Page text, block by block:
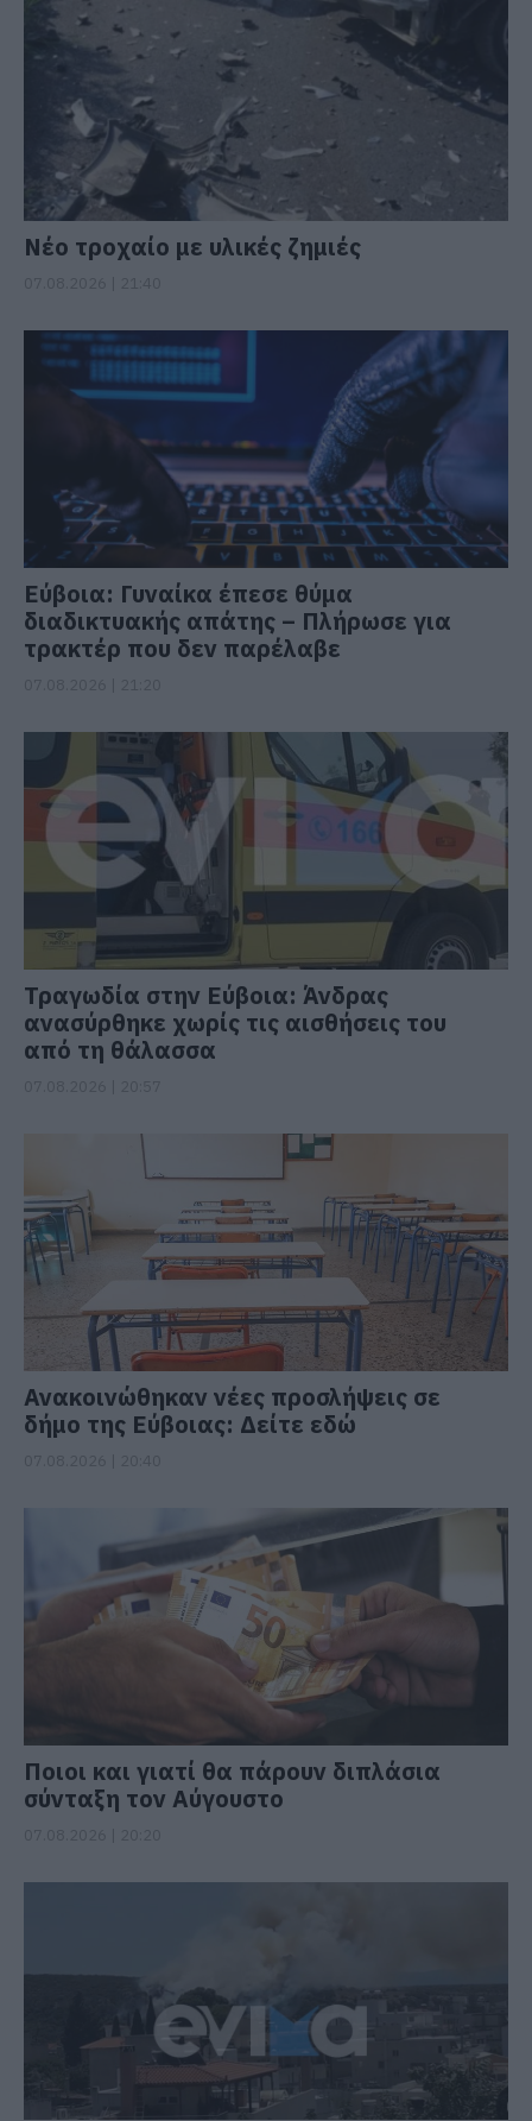
Νέο τροχαίο με υλικές ζημιές
Εύβοια: Γυναίκα έπεσε θύμα
διαδικτυακής απάτης – Πλήρωσε για
τρακτέρ που δεν παρέλαβε
Τραγωδία στην Εύβοια: Άνδρας
ανασύρθηκε χωρίς τις αισθήσεις του
από τη θάλασσα
Ανακοινώθηκαν νέες προσλήψεις σε
δήμο της Εύβοιας: Δείτε εδώ
Ποιοι και γιατί θα πάρουν διπλάσια
σύνταξη τον Αύγουστο